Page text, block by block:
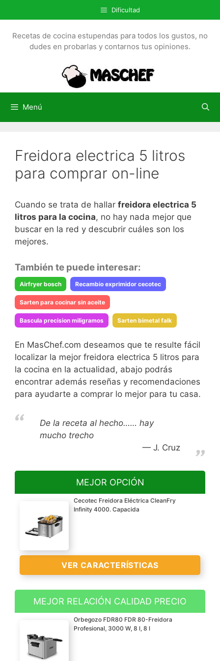
a
l
Dificultad
Recetas de cocina estupendas para todos los gustos, no
dudes en probarlas y contarnos tus opiniones.
Menú
Freidora electrica 5 litros
para comprar on-line
Cuando se trata de hallar freidora electrica 5
litros para la cocina, no hay nada mejor que
buscar en la red y descubrir cuáles son los
mejores.
También te puede interesar:
Airfryer bosch Recambio exprimidor cecotec
Sarten para cocinar sin aceite
Bascula precision miligramos Sarten bimetal falk
En MasChef.com deseamos que te resulte fácil
localizar la mejor freidora electrica 5 litros para
la cocina en la actualidad, abajo podrás
encontrar además reseñas y recomendaciones
para ayudarte a comprar lo mejor para tu casa.
De la receta al hecho…… hay
mucho trecho
J. Cruz
MEJOR OPCIÓN
Cecotec Freidora Eléctrica CleanFry
Infinity 4000. Capacida
VER CARACTERÍSTICAS
Freidora de alta gama
con capacidad de 4 litros
de aceite, perfecta para
cocinar para toda la
MEJOR RELACIÓN CALIDAD PRECIO
Orbegozo FDR80 FDR 80-Freidora
Profesional, 3000 W, 8 l, 8 l